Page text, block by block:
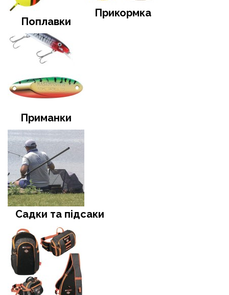
Поплавки
Прикормка
Приманки
Садки та підсаки